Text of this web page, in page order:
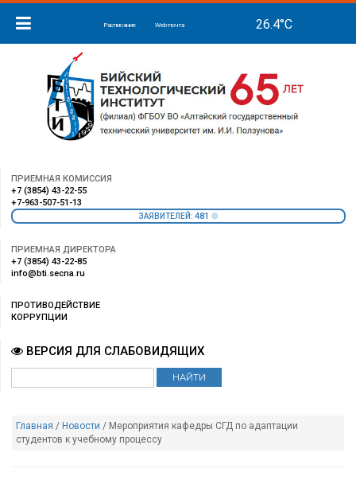
Расписание Web-почта
ПРИЕМНАЯ КОМИССИЯ
+7 (3854) 43-22-55
+7-963-507-51-13
ЗАЯВИТЕЛЕЙ: 481
ПРИЕМНАЯ ДИРЕКТОРА
+7 (3854) 43-22-85
info@bti.secna.ru
ПРОТИВОДЕЙСТВИЕ
КОРРУПЦИИ
ВЕРСИЯ ДЛЯ СЛАБОВИДЯЩИХ
Главная / Новости / Мероприятия кафедры СГД по адаптации
студентов к учебному процессу